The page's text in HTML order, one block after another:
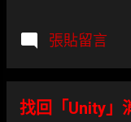
續
張貼留言
找回「Unity」